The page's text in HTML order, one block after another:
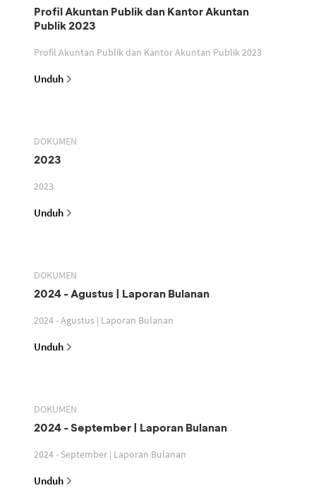
Profil Akuntan Publik dan Kantor Akuntan
Publik 2023
Profil Akuntan Publik dan Kantor Akuntan Publik 2023
Unduh
DOKUMEN
2023
2023
Unduh
DOKUMEN
2024 - Agustus | Laporan Bulanan
2024 - Agustus | Laporan Bulanan
Unduh
DOKUMEN
2024 - September | Laporan Bulanan
2024 - September | Laporan Bulanan
Unduh